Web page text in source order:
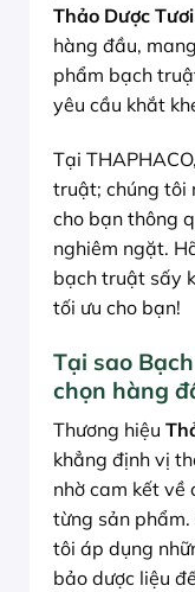
Thảo Dược
hàng đầu,
phẩm bạch
yêu cầu khắt
Tại
truật; chúng tôi
cho bạn thông
nghiêm ngặt.
bạch truật sấy
tối ưu cho bạn!
Tại sao
chọn hàng
Thương hiệu
khẳng định vị
nhờ cam kết về
từng sản
tôi áp dụng
bảo dược liệu